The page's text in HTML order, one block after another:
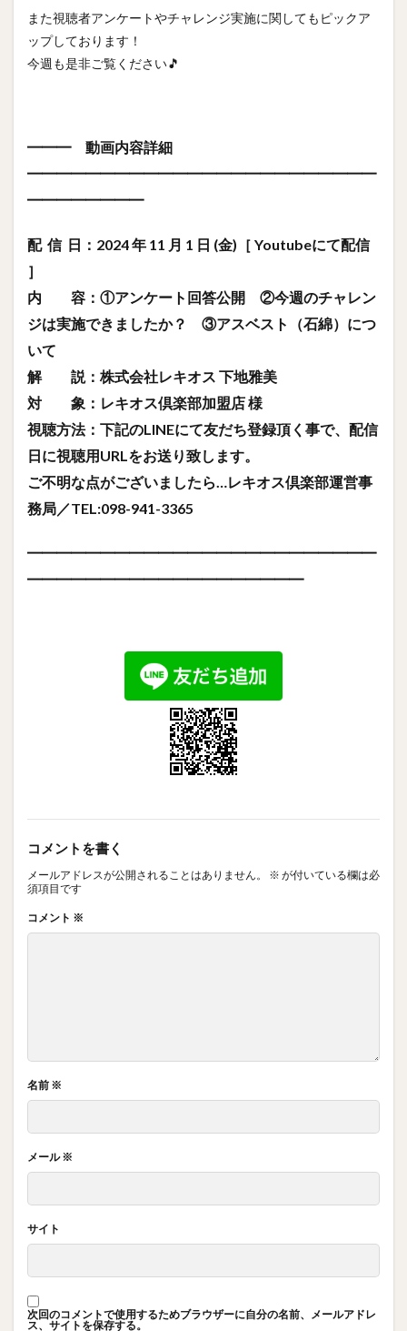
また視聴者アンケートやチャレンジ実施に関してもピックア
ップしております！
今週も是非ご覧ください🎵
━━━ 動画内容詳細
━━━━━━━━━━━━━━━━━━━━━━━━
━━━━━━━━
配 信 日：2024 年 11 月 1 日 (金)［ Youtubeにて配信
］
内 容：①アンケート回答公開 ②今週のチャレン
ジは実施できましたか？ ③アスベスト（石綿）につ
いて
解 説：株式会社レキオス 下地雅美
対 象：レキオス倶楽部加盟店 様
視聴方法：下記のLINEにて友だち登録頂く事で、配信
日に視聴用URLをお送り致します。
ご不明な点がございましたら…レキオス倶楽部運営事
務局／TEL:098-941-3365
━━━━━━━━━━━━━━━━━━━━━━━━
━━━━━━━━━━━━━━━━━━━
コメントを書く
メールアドレスが公開されることはありません。 ※ が付いている欄は必
須項目です
コメント ※
名前 ※
メール※
サイト
次回のコメントで使用するためブラウザーに自分の名前、メールアドレ
ス、サイトを保存する。